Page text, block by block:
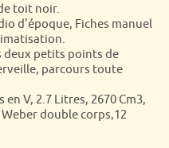
toit noir.
d'époque, Fiches manuel
deux petits points de
parcours toute
V, 2.7 Litres, 2670 Cm3,
double corps,12